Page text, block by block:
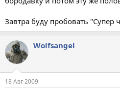
Завтра буду пробовать "Супер
Wolfsangel
18 Авг 2009